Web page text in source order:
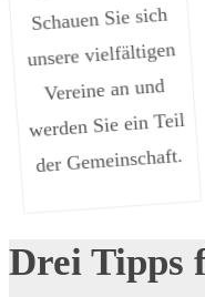
Schauen Sie sich
unsere vielfältigen
Vereine an und
werden Sie ein Teil
der Gemeinschaft.
Drei Tipps